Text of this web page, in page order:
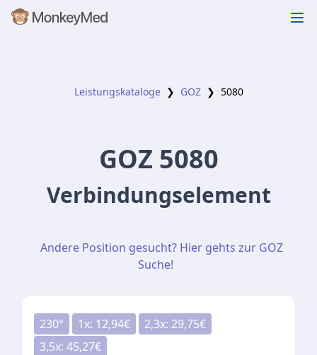
Leistungskataloge ❯ GOZ ❯ 5080
GOZ 5080
Verbindungselement
Andere Position gesucht? Hier gehts zur GOZ
Suche!
230° 1x: 12,94€ 2,3x: 29,75€
3,5x: 45,27€